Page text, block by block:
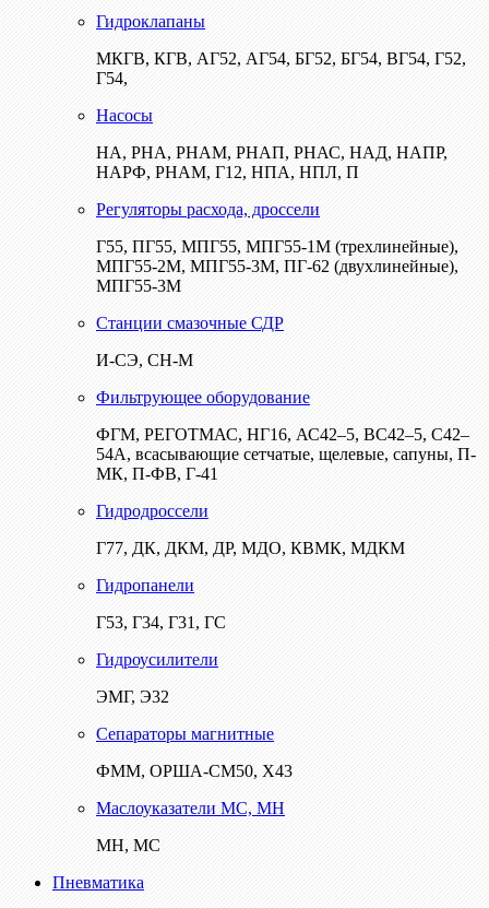
Гидроклапаны
МКГВ, КГВ, АГ52, АГ54, БГ52, БГ54, ВГ54, Г52,
Г54,
Насосы
НА, РНА, РНАМ, РНАП, РНАС, НАД, НАПР,
НАРФ, РНАМ, Г12, НПА, НПЛ, П
Регуляторы расхода, дроссели
Г55, ПГ55, МПГ55, МПГ55-1М (трехлинейные),
МПГ55-2М, МПГ55-3М, ПГ-62 (двухлинейные),
МПГ55-3М
Станции смазочные СДР
И-СЭ, СН-М
Фильтрующее оборудование
ФГМ, РЕГОТМАС, НГ16, АС42–5, ВС42–5, С42–
54А, всасывающие сетчатые, щелевые, сапуны, П-
МК, П-ФВ, Г-41
Гидродроссели
Г77, ДК, ДКМ, ДР, МДО, КВМК, МДКМ
Гидропанели
Г53, Г34, Г31, ГС
Гидроусилители
ЭМГ, Э32
Сепараторы магнитные
ФММ, ОРША-СМ50, Х43
Маслоуказатели МС, МН
МН, МС
Пневматика